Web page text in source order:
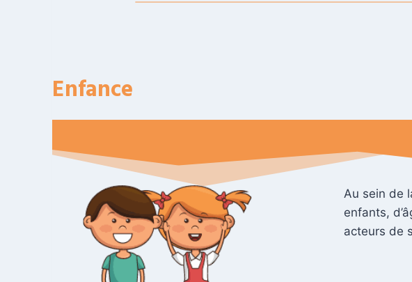
Enfance
Au sein de
enfants,
acteurs de